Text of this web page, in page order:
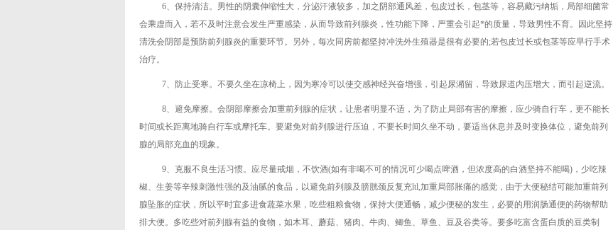
6、保持清洁。男性的阴囊伸缩性大，分泌汗液较多，加之阴部通风差，包皮过长，包茎等，容易藏污纳垢，局部细菌常
会乘虚而入，若不及时注意会发生严重感染，从而导致前列腺炎，性功能下降，严重会引起*的质量，导致男性不育。因此坚持
清洗会阴部是预防前列腺炎的重要环节。另外，每次同房前都坚持冲洗外生殖器是很有必要的;若包皮过长或包茎等应早行手术
治疗。
7、防止受寒。不要久坐在凉椅上，因为寒冷可以使交感神经兴奋增强，引起尿潲留，导致尿道内压增大，而引起逆流。
8、避免摩擦。会阴部摩擦会加重前列腺的症状，让患者明显不适，为了防止局部有害的摩擦，应少骑自行车，更不能长
时间或长距离地骑自行车或摩托车。要避免对前列腺进行压迫，不要长时间久坐不动，要适当休息并及时变换体位，避免前列
腺的局部充血的现象。
9、克服不良生活习惯。应尽量戒烟，不饮酒(如有非喝不可的情况可少喝点啤酒，但浓度高的白酒坚持不能喝)，少吃辣
椒、生姜等辛辣刺激性强的及油腻的食品，以避免前列腺及膀胱颈反复充ltl,加重局部胀痛的感觉，由于大便秘结可能加重前列
腺坠胀的症状，所以平时宜多进食蔬菜水果，吃些粗粮食物，保持大便通畅，减少便秘的发生，必要的用润肠通便的药物帮助
排大便。多吃些对前列腺有益的食物，如木耳、蘑菇、猪肉、牛肉、鲫鱼、草鱼、豆及谷类等。要多吃富含蛋白质的豆类制